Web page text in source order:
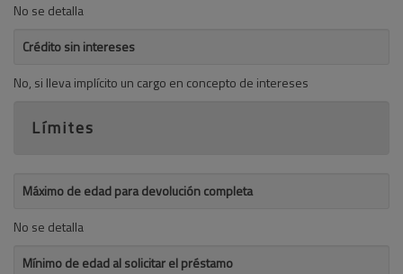
No se detalla
Crédito sin intereses
No, si lleva implícito un cargo en concepto de intereses
Límites
Máximo de edad para devolución completa
No se detalla
Mínimo de edad al solicitar el préstamo